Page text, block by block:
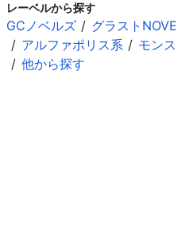
レーベルから探す
GCノベルズ グラスト
アルファポリス系
モン
他から探す